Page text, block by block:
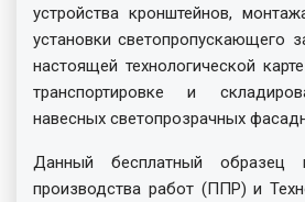
устройства кронштейнов,
установки светопропускающего
настоящей технологической
транспортировке и
навесных светопрозрачных
Данный бесплатный образец
производства работ (ППР) и